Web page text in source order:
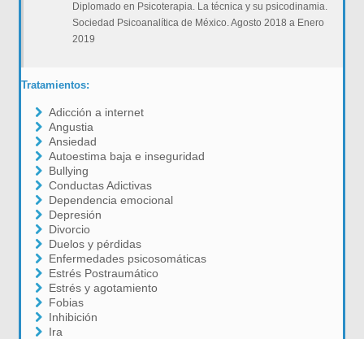
Diplomado en Psicoterapia. La técnica y su psicodinamia.
Sociedad Psicoanalítica de México. Agosto 2018 a Enero
2019
Tratamientos:
Adicción a internet
Angustia
Ansiedad
Autoestima baja e inseguridad
Bullying
Conductas Adictivas
Dependencia emocional
Depresión
Divorcio
Duelos y pérdidas
Enfermedades psicosomáticas
Estrés Postraumático
Estrés y agotamiento
Fobias
Inhibición
Ira